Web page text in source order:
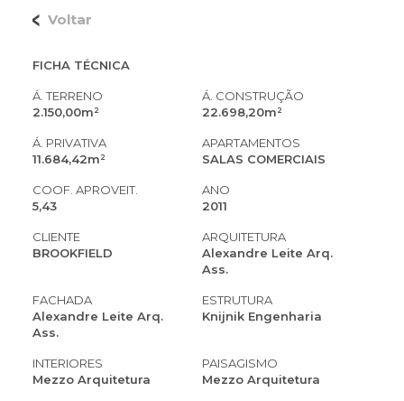
Voltar
FICHA TÉCNICA
Á. TERRENO
2.150,00m²
Á. CONSTRUÇÃO
22.698,20m²
Á. PRIVATIVA
11.684,42m²
APARTAMENTOS
SALAS COMERCIAIS
COOF. APROVEIT.
5,43
ANO
2011
CLIENTE
BROOKFIELD
ARQUITETURA
Alexandre Leite Arq.
Ass.
FACHADA
Alexandre Leite Arq.
Ass.
ESTRUTURA
Knijnik Engenharia
INTERIORES
Mezzo Arquitetura
PAISAGISMO
Mezzo Arquitetura